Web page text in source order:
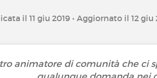
il 11 giu 2019 • Aggiornato il 12 giu
animatore di comunità che ci